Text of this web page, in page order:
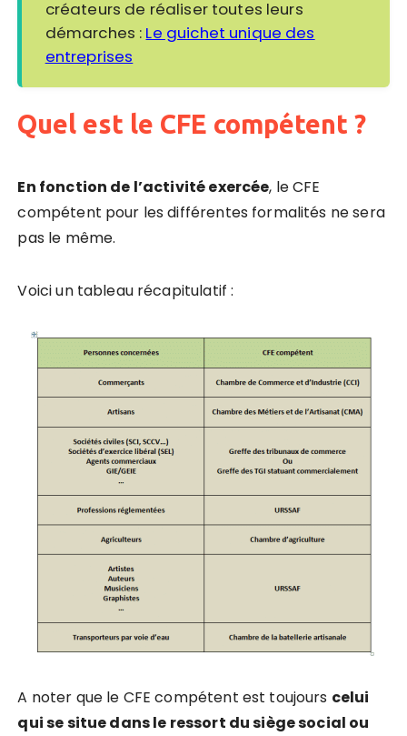
créateurs de réaliser toutes leurs
démarches : Le guichet unique des
entreprises
Quel est le CFE compétent ?
En fonction de l’activité exercée, le CFE
compétent pour les différentes formalités ne sera
pas le même.
Voici un tableau récapitulatif :
A noter que le CFE compétent est toujours celui
qui se situe dans le ressort du siège social ou